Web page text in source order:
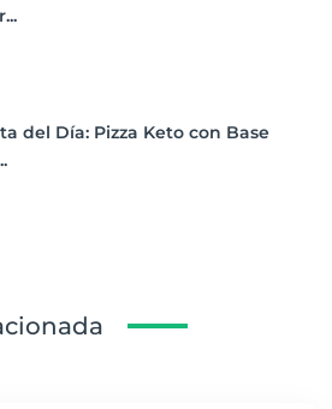
del Día: Pizza Keto con Base